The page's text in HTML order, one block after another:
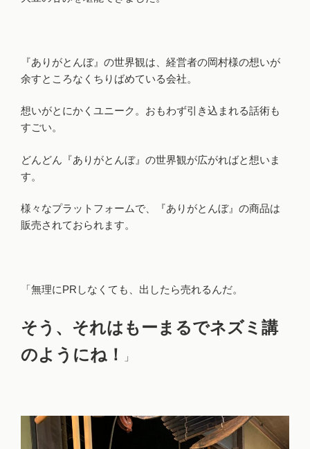
『ありがとんぼ』の世界観は、経営者の岡村様の想いが
余すところなくちりばめている会社。
想いがとにかくユニーク。おもわず引き込まれる話術も
すごい。
どんどん『ありがとんぼ』の世界観が広がればと想いま
す。
様々なプラットフォームで、『ありがとんぼ』の商品は
販売されておられます。
「無理にPRしなくても、出したら売れるんだ。
そう、それはもーまるでネズミ講
のようにね！
」